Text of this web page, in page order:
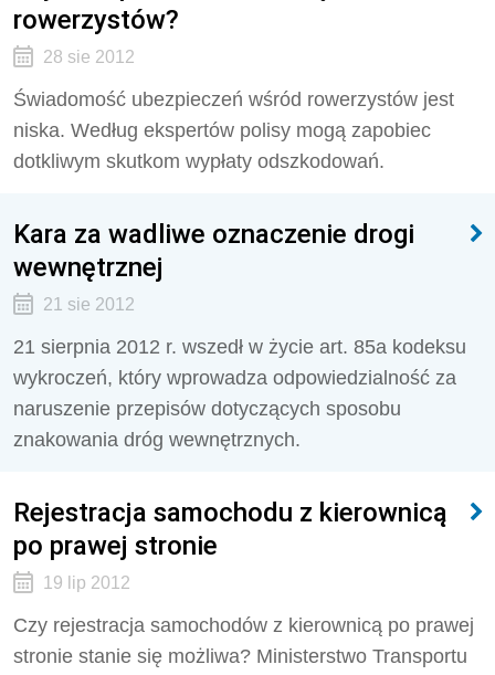
rowerzystów?
28 sie 2012
Świadomość ubezpieczeń wśród rowerzystów jest
niska. Według ekspertów polisy mogą zapobiec
dotkliwym skutkom wypłaty odszkodowań.
Kara za wadliwe oznaczenie drogi
wewnętrznej
21 sie 2012
21 sierpnia 2012 r. wszedł w życie art. 85a kodeksu
wykroczeń, który wprowadza odpowiedzialność za
naruszenie przepisów dotyczących sposobu
znakowania dróg wewnętrznych.
Rejestracja samochodu z kierownicą
po prawej stronie
19 lip 2012
Czy rejestracja samochodów z kierownicą po prawej
stronie stanie się możliwa? Ministerstwo Transportu